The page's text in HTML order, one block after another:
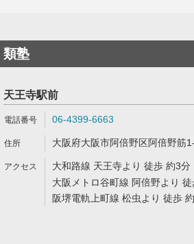
類塾
天王寺駅前
06-4399-6663
大阪府大阪市阿倍野区阿倍野筋
大和路線 天王寺より 徒歩 約3分
大阪メトロ谷町線 阿倍野より
阪堺電軌上町線 松虫より 徒歩